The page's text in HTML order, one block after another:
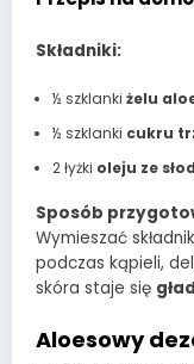
Składniki:
½ szklanki żelu
½ szklanki cukru
2 łyżki oleju ze
Sposób
Wymieszać
podczas kąpieli,
skóra staje się
Aloesowy